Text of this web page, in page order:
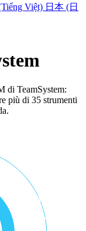
Việt) 日本 (日
di TeamSystem:
più di 35 strumenti